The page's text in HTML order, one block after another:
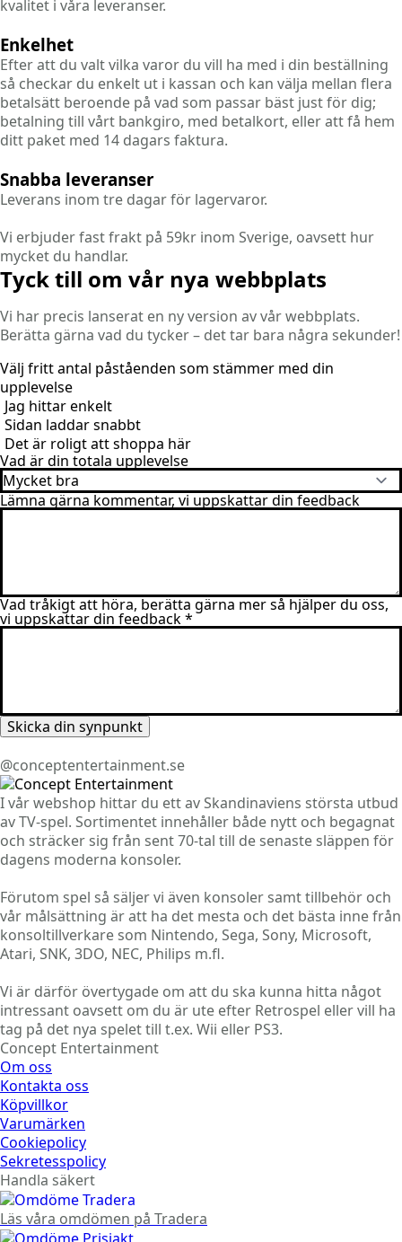
kvalitet i våra leveranser.
Enkelhet
Efter att du valt vilka varor du vill ha med i din beställning
så checkar du enkelt ut i kassan och kan välja mellan flera
betalsätt beroende på vad som passar bäst just för dig;
betalning till vårt bankgiro, med betalkort, eller att få hem
ditt paket med 14 dagars faktura.
Snabba leveranser
Leverans inom tre dagar för lagervaror.
Vi erbjuder fast frakt på 59kr inom Sverige, oavsett hur
mycket du handlar.
Tyck till om vår nya webbplats
Vi har precis lanserat en ny version av vår webbplats.
Berätta gärna vad du tycker – det tar bara några sekunder!
Välj fritt antal påståenden som stämmer med din
upplevelse
Jag hittar enkelt
Sidan laddar snabbt
Det är roligt att shoppa här
Vad är din totala upplevelse
Lämna gärna kommentar, vi uppskattar din feedback
Vad tråkigt att höra, berätta gärna mer så hjälper du oss,
vi uppskattar din feedback*
Skicka din synpunkt
@conceptentertainment.se
I vår webshop hittar du ett av Skandinaviens största utbud
av TV-spel. Sortimentet innehåller både nytt och begagnat
och sträcker sig från sent 70-tal till de senaste släppen för
dagens moderna konsoler.
Förutom spel så säljer vi även konsoler samt tillbehör och
vår målsättning är att ha det mesta och det bästa inne från
konsoltillverkare som Nintendo, Sega, Sony, Microsoft,
Atari, SNK, 3DO, NEC, Philips m.fl.
Vi är därför övertygade om att du ska kunna hitta något
intressant oavsett om du är ute efter Retrospel eller vill ha
tag på det nya spelet till t.ex. Wii eller PS3.
Concept Entertainment
Om oss
Kontakta oss
Köpvillkor
Varumärken
Cookiepolicy
Sekretesspolicy
Handla säkert
Läs våra omdömen på Tradera